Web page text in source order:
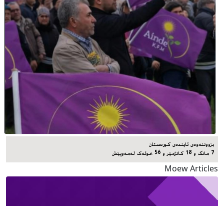
بزووتنەوەی ئایندەی کوردستان
7 مانگ و 18 کاتژمێر و 56 خوله‌ک له‌مه‌وپێش‌
Moew Articles